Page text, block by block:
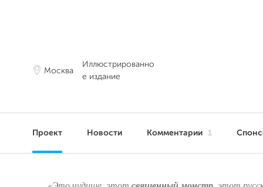
Москва
Иллюстрированно
е издание
Проект Новости Комментарии 1